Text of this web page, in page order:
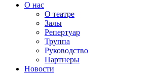
О нас
О театре
Залы
Репертуар
Труппа
Руководство
Партнеры
Новости